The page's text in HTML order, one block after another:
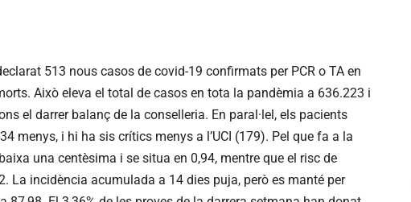
513 nous casos de covid-19 confirmats per PCR o TA en
Això eleva el total de casos en tota la pandèmia a 636.223 i
el darrer balanç de la conselleria. En paral·lel, els pacients
menys, i hi ha sis crítics menys a l’UCI (179). Pel que fa a la
una centèsima i se situa en 0,94, mentre que el risc de
La incidència acumulada a 14 dies puja, però es manté per